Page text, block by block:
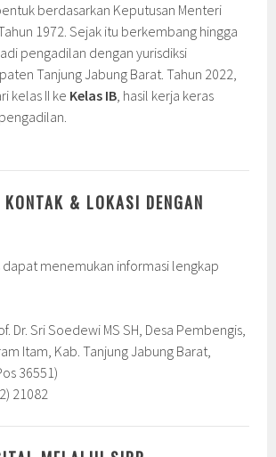
berdasarkan Keputusan Menteri
1972. Sejak itu berkembang hingga
pengadilan dengan yurisdiksi
Tanjung Jabung Barat. Tahun 2022,
kelas II ke Kelas IB, hasil kerja keras
& LOKASI DENGAN
dapat menemukan informasi lengkap
Dr. Sri Soedewi MS SH, Desa Pembengis,
Itam, Kab. Tanjung Jabung Barat,
36551)
21082